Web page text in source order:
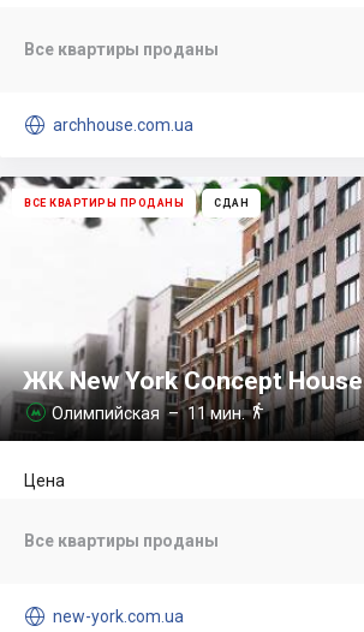
Все квартиры проданы
 archhouse.com.ua
ВСЕ КВАРТИРЫ ПРОДАНЫ СДАН
ЖК New York Concept House
 Олимпийская– 11 мин.
Цена
Все квартиры проданы
 new-york.com.ua